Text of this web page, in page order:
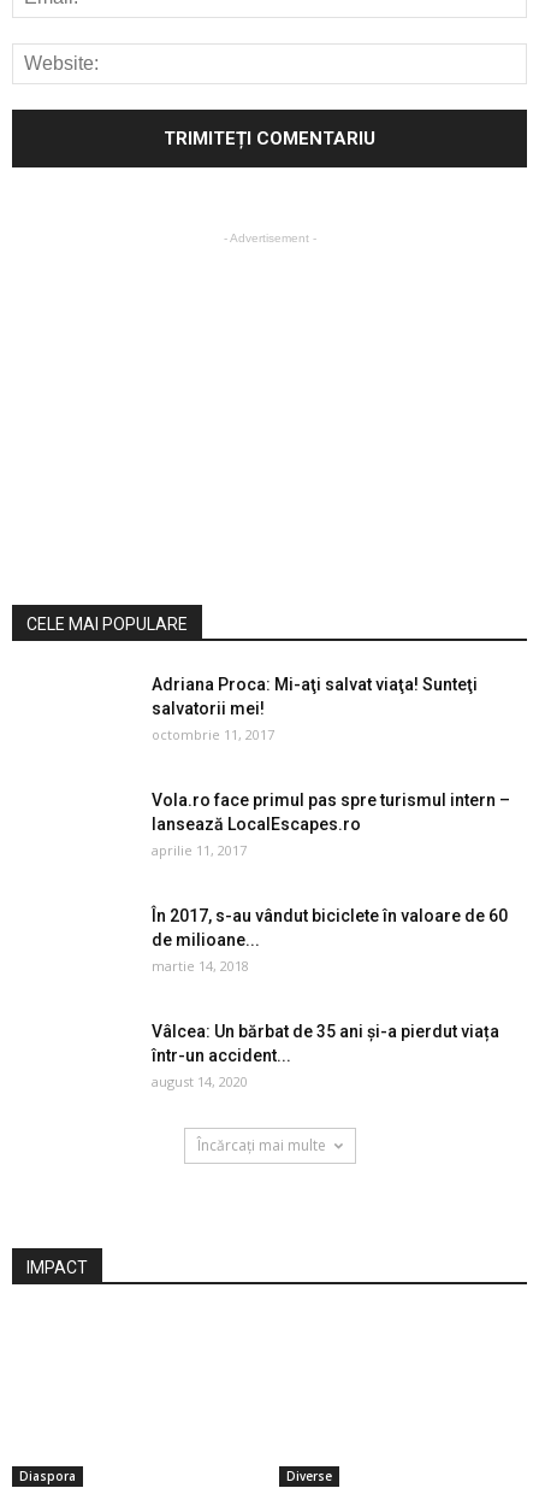
- Advertisement -
CELE MAI POPULARE
Adriana Proca: Mi-aţi salvat viaţa! Sunteţi
salvatorii mei!
octombrie 11, 2017
Vola.ro face primul pas spre turismul intern –
lansează LocalEscapes.ro
aprilie 11, 2017
În 2017, s-au vândut biciclete în valoare de 60
de milioane...
martie 14, 2018
Vâlcea: Un bărbat de 35 ani și-a pierdut viața
într-un accident...
august 14, 2020
Încărcați mai multe
IMPACT
Diaspora Diverse